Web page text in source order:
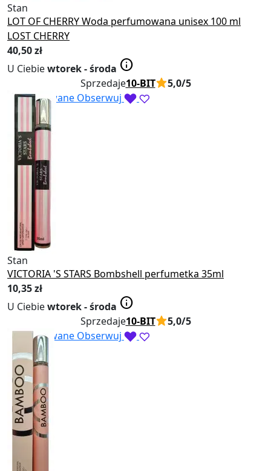
Stan
LOT OF CHERRY Woda perfumowana unisex 100 ml
LOST CHERRY
40,50 zł
U Ciebiewtorek - środa info
Sprzedaje10-BIT
5,0/5
Obserwowane Obserwuj
Stan
VICTORIA 'S STARS Bombshell perfumetka 35ml
10,35 zł
U Ciebiewtorek - środa info
Sprzedaje10-BIT
5,0/5
Obserwowane Obserwuj